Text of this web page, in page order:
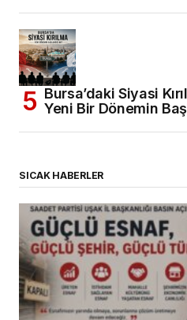
Bursa’daki Siyasi
Yeni Bir Dönemin
SICAK HABERLER